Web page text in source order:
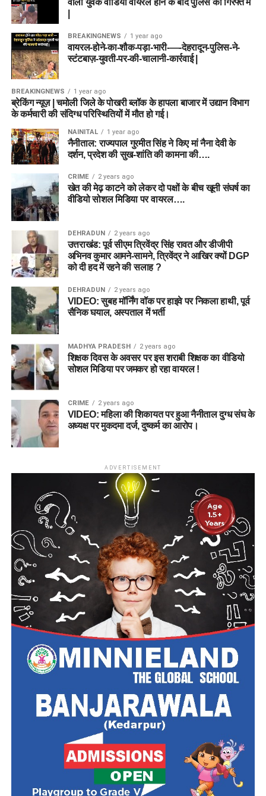
वाला युवक वीडियो वायरल होने के बाद पुलिस की गिरफ्त में
BREAKINGNEWS 1 year ago
वायरल-होने-का-शौक-पड़ा-भारी-—-देहरादून-पुलिस-ने-
स्टंटबाज़-युवती-पर-की-चालानी-कार्रवाई |
BREAKINGNEWS 1 year ago
ब्रेकिंग न्यूज़ | चमोली जिले के पोखरी ब्लॉक के हापला बाजार में उद्यान विभाग
के कर्मचारी की संदिग्ध परिस्थितियों में मौत हो गई।
NAINITAL 1 year ago
नैनीताल: राज्यपाल गुरमीत सिंह ने किए मां नैना देवी के
दर्शन, प्रदेश की सुख-शांति की कामना की….
CRIME 2 years ago
खेत की मेढ़ काटने को लेकर दो पक्षों के बीच खूनी संघर्ष का
वीडियो सोशल मिडिया पर वायरल….
DEHRADUN 2 years ago
उत्तराखंड: पूर्व सीएम त्रिवेंद्र सिंह रावत और डीजीपी
अभिनव कुमार आमने-सामने, त्रिवेंद्र ने आखिर क्यों DGP
को दी हद में रहने की सलाह ?
DEHRADUN 2 years ago
VIDEO: सुबह मॉर्निंग वॉक पर हाइवे पर निकला हाथी, पूर्व
सैनिक घयाल, अस्पताल में भर्ती
MADHYA PRADESH 2 years ago
शिक्षक दिवस के अवसर पर इस शराबी शिक्षक का वीडियो
सोशल मिडिया पर जमकर हो रहा वायरल !
CRIME 2 years ago
VIDEO: महिला की शिकायत पर हुआ नैनीताल दुग्ध संघ के
अध्यक्ष पर मुकदमा दर्ज, दुष्कर्म का आरोप।
ADVERTISEMENT